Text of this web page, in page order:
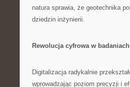
natura sprawia, że geotechnika
dziedzin inżynierii.
Rewolucja cyfrowa w
Digitalizacja radykalnie
wprowadzając poziom precyzji i